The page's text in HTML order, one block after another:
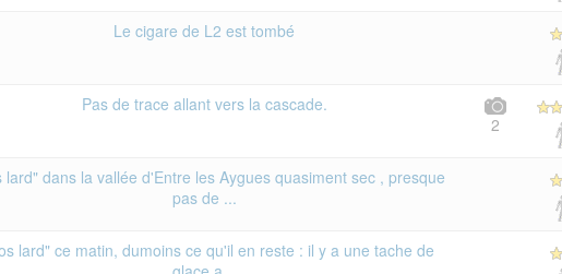
Le cigare de L2 est tombé
Pas de trace allant vers la cascade.
2
lard" dans la vallée d'Entre les Aygues quasiment sec , presque
pas de ...
lard" ce matin, dumoins ce qu'il en reste : il y a une tache de